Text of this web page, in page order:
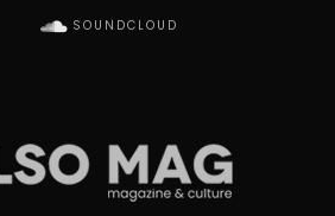
SOUNDCLOUD